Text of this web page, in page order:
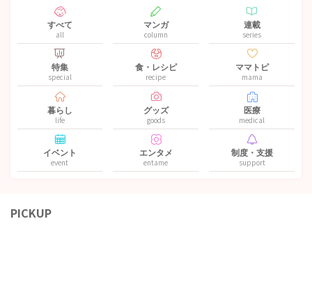
すべて
all
マンガ
column
連載
series
特集
special
食・レシピ
recipe
ママトピ
mama
暮らし
life
グッズ
goods
医療
medical
イベント
event
エンタメ
entame
制度・支援
support
PICKUP